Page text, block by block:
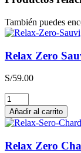
También puedes
Relax Zero
S/59.00
Relax
Zero
Sauvignon
Blanc
cantidad
Añadir al carrito
Relax Zero